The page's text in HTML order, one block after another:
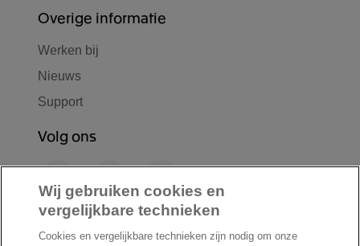
Overige informatie
Werken bij
Nieuws
Support
Volg ons
F
a
c
L
i
n
Y
o
u
n
S
p
Wij gebruiken cookies en
vergelijkbare technieken
Cookies en vergelijkbare technieken zijn nodig om onze